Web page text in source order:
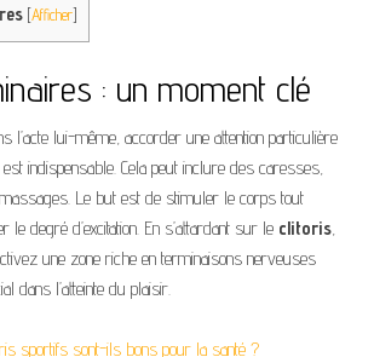
[Afficher]
: un moment clé
l’acte lui-même, accorder une attention particulière
est indispensable. Cela peut inclure des caresses,
Le but est de stimuler le corps tout
le degré d’excitation. En s’attardant sur le clitoris,
une zone riche en terminaisons nerveuses
dans l’atteinte du plaisir.
sportifs sont-ils bons pour la santé ?